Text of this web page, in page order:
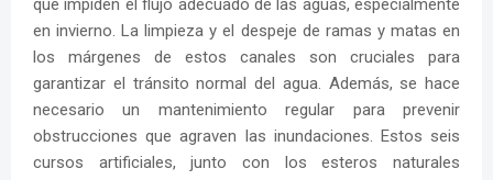
en invierno. La limpieza y el despeje de ramas y matas en
los márgenes de estos canales son cruciales para
garantizar el tránsito normal del agua. Además, se hace
necesario un mantenimiento regular para prevenir
obstrucciones que agraven las inundaciones. Estos seis
cursos artificiales, junto con los esteros naturales